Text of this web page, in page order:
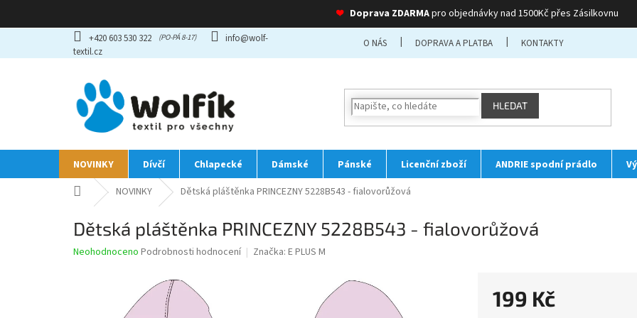
❤ Doprava ZDARMApro objednávky nad 1500Kč přes Zásilkovnu
obsah
+420 603 530 322
info@wolf-
textil.cz
O NÁS DOPRAVA A PLATBA KONTAKTY
HLEDAT
NOVINKY Dívčí Chlapecké Dámské Pánské Licenční zboží ANDRIE spodní prádlo
Domů NOVINKY Dětská pláštěnka PRINCEZNY 5228B543 - fialovorůžová
Dětská pláštěnka PRINCEZNY 5228B543 - fialovorůžová
Průměrné
Neohodnoceno Podrobnosti hodnocení Značka: E PLUS M
199 Kč